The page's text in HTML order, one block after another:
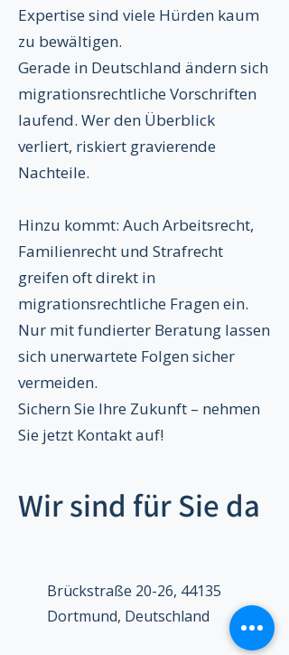
Expertise sind viele Hürden kaum
zu bewältigen.
Gerade in Deutschland ändern sich
migrationsrechtliche Vorschriften
laufend. Wer den Überblick
verliert, riskiert gravierende
Nachteile.
Hinzu kommt: Auch Arbeitsrecht,
Familienrecht und Strafrecht
greifen oft direkt in
migrationsrechtliche Fragen ein.
Nur mit fundierter Beratung lassen
sich unerwartete Folgen sicher
vermeiden.
Sichern Sie Ihre Zukunft – nehmen
Sie jetzt Kontakt auf!
Wir sind für Sie da
Brückstraße 20-26, 44135
Dortmund, Deutschland